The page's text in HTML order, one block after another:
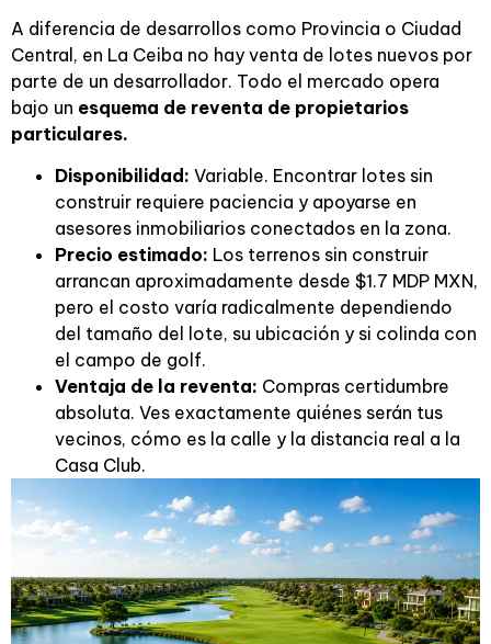
A diferencia de desarrollos como Provincia o Ciudad
Central, en La Ceiba no hay venta de lotes nuevos por
parte de un desarrollador. Todo el mercado opera
bajo un esquema de reventa de propietarios
particulares.
Disponibilidad: Variable. Encontrar lotes sin
construir requiere paciencia y apoyarse en
asesores inmobiliarios conectados en la zona.
Precio estimado: Los terrenos sin construir
arrancan aproximadamente desde $1.7 MDP MXN,
pero el costo varía radicalmente dependiendo
del tamaño del lote, su ubicación y si colinda con
el campo de golf.
Ventaja de la reventa: Compras certidumbre
absoluta. Ves exactamente quiénes serán tus
vecinos, cómo es la calle y la distancia real a la
Casa Club.